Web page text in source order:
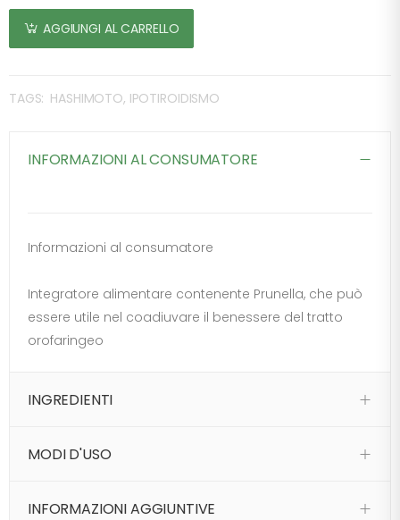
AGGIUNGI AL CARRELLO
TAGS: HASHIMOTO, IPOTIROIDISMO
INFORMAZIONI AL CONSUMATORE
Informazioni al consumatore
Integratore alimentare contenente Prunella, che può
essere utile nel coadiuvare il benessere del tratto
orofaringeo
INGREDIENTI
MODI D'USO
INFORMAZIONI AGGIUNTIVE